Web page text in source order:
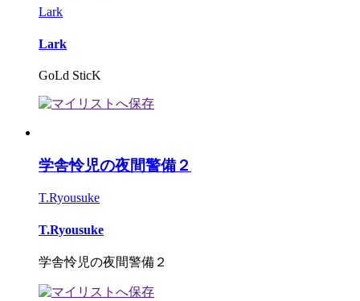
Lark
Lark
GoLd SticK
学舎怜児の夜間警備２
T.Ryousuke
T.Ryousuke
学舎怜児の夜間警備２